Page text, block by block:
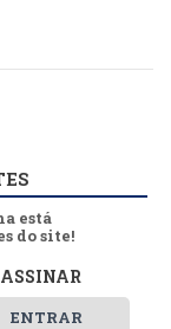
está
do site!
ENTRAR